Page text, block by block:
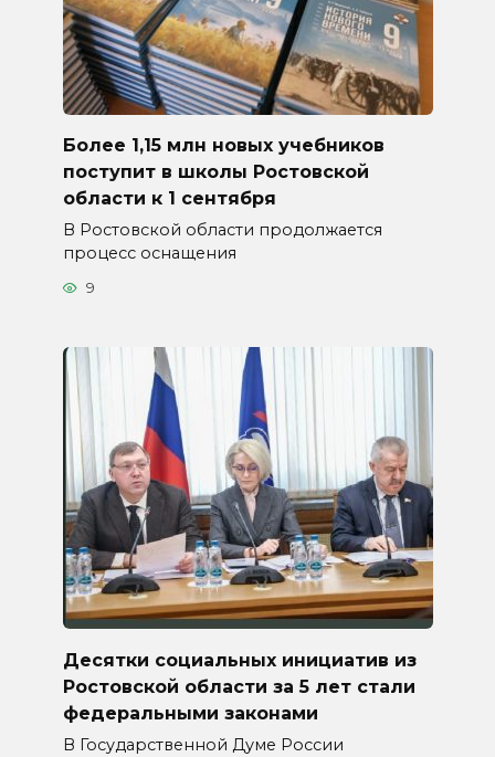
Более 1,15 млн новых учебников
поступит в школы Ростовской
области к 1 сентября
В Ростовской области продолжается
процесс оснащения
9
Десятки социальных инициатив из
Ростовской области за 5 лет стали
федеральными законами
В Государственной Думе России